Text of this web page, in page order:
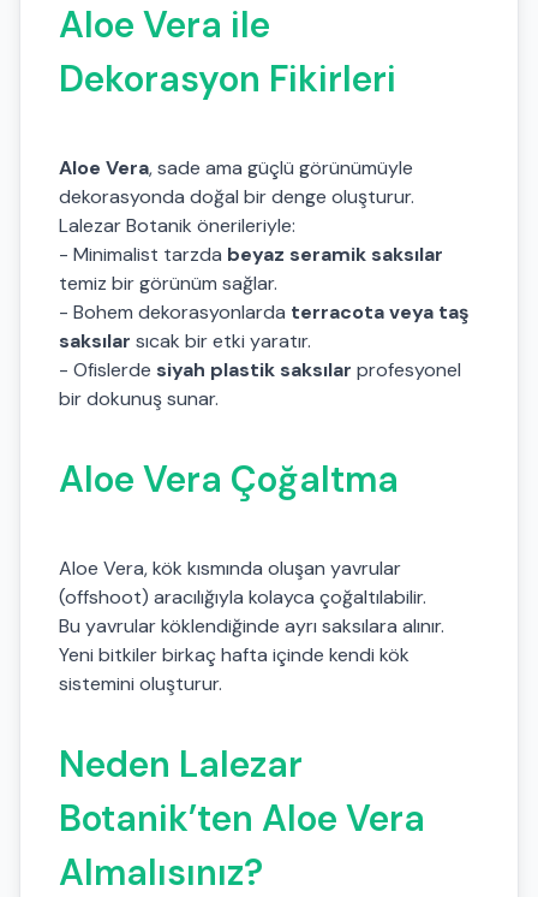
Aloe Vera ile
Dekorasyon Fikirleri
Aloe Vera, sade ama güçlü görünümüyle
dekorasyonda doğal bir denge oluşturur.
Lalezar Botanik önerileriyle:
- Minimalist tarzda beyaz seramik saksılar
temiz bir görünüm sağlar.
- Bohem dekorasyonlarda terracota veya taş
saksılar sıcak bir etki yaratır.
- Ofislerde siyah plastik saksılar profesyonel
bir dokunuş sunar.
Aloe Vera Çoğaltma
Aloe Vera, kök kısmında oluşan yavrular
(offshoot) aracılığıyla kolayca çoğaltılabilir.
Bu yavrular köklendiğinde ayrı saksılara alınır.
Yeni bitkiler birkaç hafta içinde kendi kök
sistemini oluşturur.
Neden Lalezar
Botanik’ten Aloe Vera
Almalısınız?